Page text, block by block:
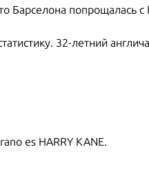
Барселона попрощалась
32-летний
es HARRY KANE.